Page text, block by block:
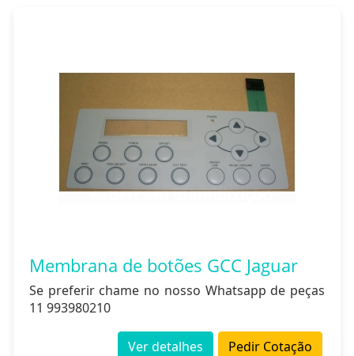
Membrana de botões GCC Jaguar
Se preferir chame no nosso Whatsapp de peças
11 993980210
Pedir Cotação
Ver detalhes